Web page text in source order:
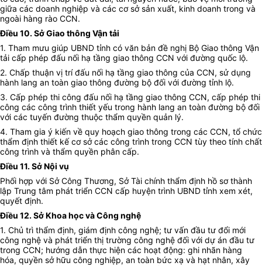
giữa các doanh nghiệp và các cơ sở sản xuất, kinh doanh trong và
ngoài hàng rào CCN.
Điều 10. Sở Giao thông Vận tải
1. Tham mưu giúp UBND tỉnh có văn bản đề nghị Bộ Giao thông Vận
tải cấp phép đấu nối hạ tầng giao thông CCN với đường quốc lộ.
2. Chấp thuận vị trí đấu nối hạ tầng giao thông của CCN, sử dụng
hành lang an toàn giao thông đường bộ đối với đường tỉnh lộ.
3. Cấp phép thi công đấu nối hạ tầng giao thông CCN, cấp phép thi
công các công trình thiết yếu trong hành lang an toàn đường bộ đối
với các tuyến đường thuộc thẩm quyền quản lý.
4. Tham gia ý kiến về quy hoạch giao thông trong các CCN, tổ chức
thẩm định thiết kế cơ sở các công trình trong CCN tùy theo tính chất
công trình và thẩm quyền phân cấp.
Điều 11. Sở Nội vụ
Phối hợp với Sở Công Thương, Sở Tài chính thẩm định hồ sơ thành
lập Trung tâm phát triển CCN cấp huyện trình UBND tỉnh xem xét,
quyết định.
Điều 12. Sở Khoa học và Công nghệ
1. Chủ trì thẩm định, giám định công nghệ; tư vấn đầu tư đổi mới
công nghệ và phát triển thị trường công nghệ đối với dự án đầu tư
trong CCN; hướng dẫn thực hiện các hoạt động: ghi nhãn hàng
hóa, quyền sở hữu công nghiệp, an toàn bức xạ và hạt nhân, xây